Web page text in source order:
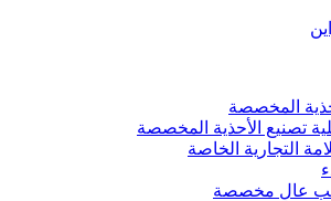
المخصصة
تصنيع الأحذية المخصصة
التجارية الخاصة
عالٍ مخصصة